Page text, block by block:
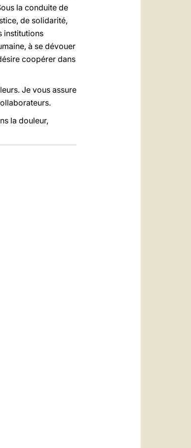
la conduite de
de solidarité,
institutions
à se dévouer
coopérer dans
Je vous assure
la douleur,